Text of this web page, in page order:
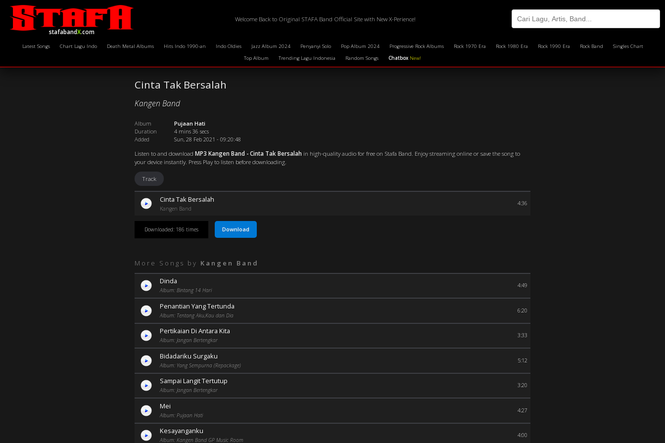
stafabandX.com
Welcome Back to Original STAFA Band Official Site with New X-Perience!
Latest Songs Chart Lagu Indo Death Metal Albums Hits Indo 1990-an Indo Oldies Jazz Album 2024 Penyanyi Solo Pop Album 2024 Progressive Rock Albums Rock 1970 Era Rock 1980 Era Rock 1990 Era Rock Band
Singles Chart
Top Album
Trending Lagu Indonesia Random Songs Chatbox New!
Cinta Tak Bersalah
Kangen Band
Album
Pujaan Hati
Duration
4 mins 36 secs
Added
Sun, 28 Feb 2021 - 09:20:48
Listen to and download MP3 Kangen Band - Cinta Tak Bersalah in high-quality audio for free on Stafa Band. Enjoy streaming online or save the song to
your device instantly. Press Play to listen before downloading.
Track
Cinta Tak Bersalah
Kangen Band
4:36
Downloaded: 186 times Download
More Songs by Kangen Band
Dinda
Album: Bintang 14 Hari
4:49
Penantian Yang Tertunda
Album: Tentang Aku,Kau dan Dia
6:20
Pertikaian Di Antara Kita
Album: Jangan Bertengkar
3:33
Bidadariku Surgaku
Album: Yang Sempurna (Repackage)
5:12
Sampai Langit Tertutup
Album: Jangan Bertengkar
3:20
Mei
Album: Pujaan Hati
4:27
Kesayanganku
Album: Kangen Band GP Music Room
4:00